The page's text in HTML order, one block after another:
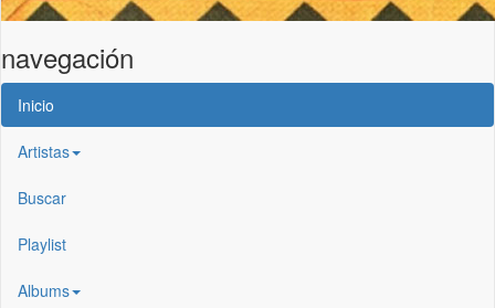
navegación
Inicio
Artistas
Buscar
Playlist
Albums